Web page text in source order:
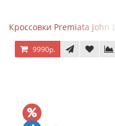
Кроссовки Premiata John
9990р.